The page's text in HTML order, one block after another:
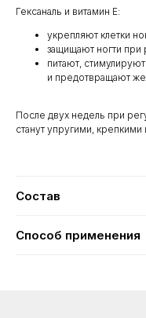
Гексаналь и витамин Е:
укрепляют клетки
защищают ногти при
питают,
и предотвращают
После двух недель при
станут упругими,
Состав
Способ применения